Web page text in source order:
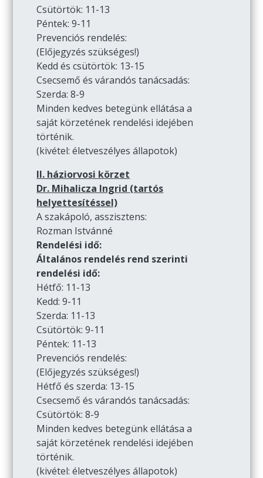
Csütörtök: 11-13
Péntek: 9-11
Prevenciós rendelés:
(Előjegyzés szükséges!)
Kedd és csütörtök: 13-15
Csecsemő és várandós tanácsadás:
Szerda: 8-9
Minden kedves betegünk ellátása a
saját körzetének rendelési idejében
történik.
(kivétel: életveszélyes állapotok)
II. háziorvosi körzet
Dr. Mihalicza Ingrid (tartós
helyettesítéssel)
A szakápoló, asszisztens:
Rozman Istvánné
Rendelési idő:
Általános rendelés rend szerinti
rendelési idő:
Hétfő: 11-13
Kedd: 9-11
Szerda: 11-13
Csütörtök: 9-11
Péntek: 11-13
Prevenciós rendelés:
(Előjegyzés szükséges!)
Hétfő és szerda: 13-15
Csecsemő és várandós tanácsadás:
Csütörtök: 8-9
Minden kedves betegünk ellátása a
saját körzetének rendelési idejében
történik.
(kivétel: életveszélyes állapotok)